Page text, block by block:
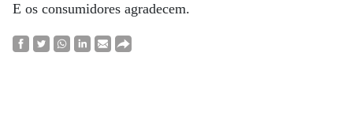
E os consumidores agradecem.